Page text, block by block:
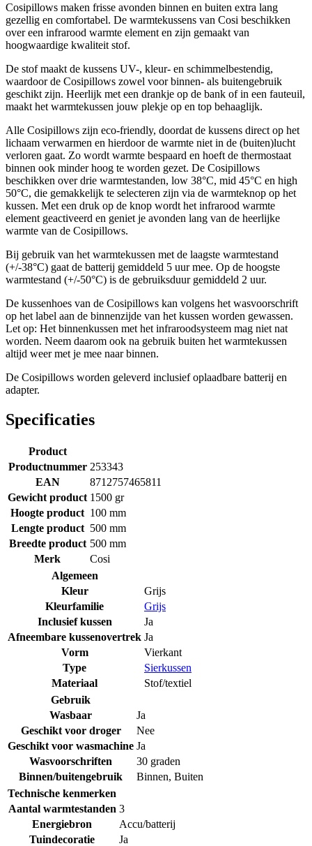
Cosipillows maken frisse avonden binnen en buiten extra lang
gezellig en comfortabel. De warmtekussens van Cosi beschikken
over een infrarood warmte element en zijn gemaakt van
hoogwaardige kwaliteit stof.
De stof maakt de kussens UV-, kleur- en schimmelbestendig,
waardoor de Cosipillows zowel voor binnen- als buitengebruik
geschikt zijn. Heerlijk met een drankje op de bank of in een fauteuil,
maakt het warmtekussen jouw plekje op en top behaaglijk.
Alle Cosipillows zijn eco-friendly, doordat de kussens direct op het
lichaam verwarmen en hierdoor de warmte niet in de (buiten)lucht
verloren gaat. Zo wordt warmte bespaard en hoeft de thermostaat
binnen ook minder hoog te worden gezet. De Cosipillows
beschikken over drie warmtestanden, low 38°C, mid 45°C en high
50°C, die gemakkelijk te selecteren zijn via de warmteknop op het
kussen. Met een druk op de knop wordt het infrarood warmte
element geactiveerd en geniet je avonden lang van de heerlijke
warmte van de Cosipillows.
Bij gebruik van het warmtekussen met de laagste warmtestand
(+/-38°C) gaat de batterij gemiddeld 5 uur mee. Op de hoogste
warmtestand (+/-50°C) is de gebruiksduur gemiddeld 2 uur.
De kussenhoes van de Cosipillows kan volgens het wasvoorschrift
op het label aan de binnenzijde van het kussen worden gewassen.
Let op: Het binnenkussen met het infraroodsysteem mag niet nat
worden. Neem daarom ook na gebruik buiten het warmtekussen
altijd weer met je mee naar binnen.
De Cosipillows worden geleverd inclusief oplaadbare batterij en
adapter.
Specificaties
Product
Productnummer 253343
EAN
8712757465811
Gewicht product 1500 gr
Hoogte product 100 mm
Lengte product 500 mm
Breedte product 500 mm
Merk
Cosi
Algemeen
Kleur
Grijs
Kleurfamilie
Grijs
Inclusief kussen
Ja
Afneembare kussenovertrek Ja
Vorm
Vierkant
Type
Sierkussen
Materiaal
Stof/textiel
Gebruik
Wasbaar
Ja
Geschikt voor droger
Nee
Geschikt voor wasmachine Ja
Wasvoorschriften
30 graden
Binnen/buitengebruik
Binnen, Buiten
Technische kenmerken
Aantal warmtestanden 3
Energiebron
Accu/batterij
Tuindecoratie
Ja